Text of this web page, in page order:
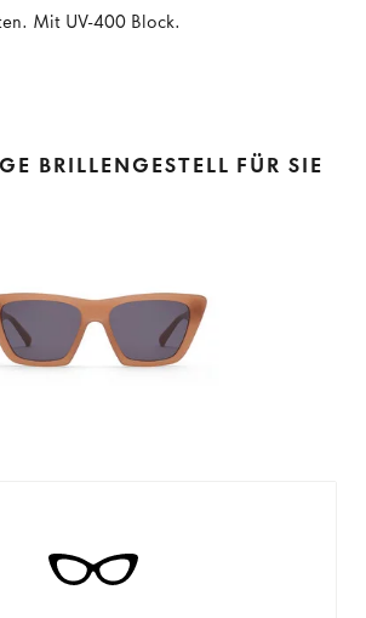
Mit UV-400 Block.
BRILLENGESTELL FÜR SIE